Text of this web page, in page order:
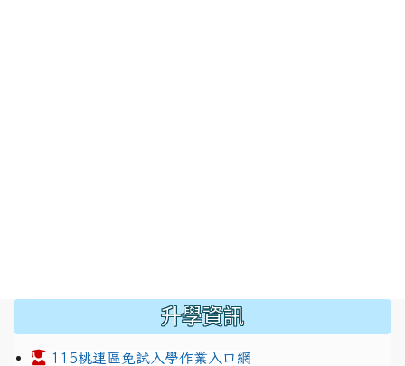
升學資訊
115桃連區免試入學作業入口網